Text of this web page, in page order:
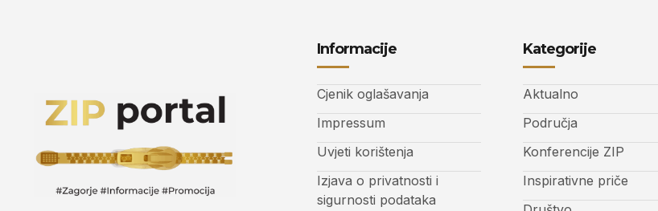
Informacije
Cjenik oglašavanja
Impressum
Uvjeti korištenja
Izjava o privatnosti i
sigurnosti podataka
Kategorije
Aktualno
Područja
Konferencije ZIP
Inspirativne priče